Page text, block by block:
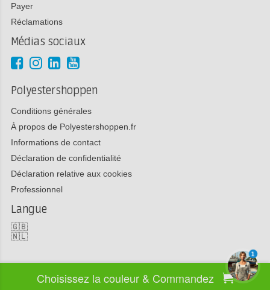
Choisissez la couleur & Commandez
Payer
Réclamations
Médias sociaux
Polyestershoppen
Conditions générales
À propos de Polyestershoppen.fr
Informations de contact
Déclaration de confidentialité
Déclaration relative aux cookies
Professionnel
Langue
🇬🇧
🇳🇱
Copyright 2026 Polyestershoppen bv
1